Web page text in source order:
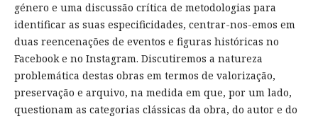
género e uma discussão crítica de metodologias para
identificar as suas especificidades, centrar-nos-emos em
duas reencenações de eventos e figuras históricas no
Facebook e no Instagram. Discutiremos a natureza
problemática destas obras em termos de valorização,
preservação e arquivo, na medida em que, por um lado,
questionam as categorias clássicas da obra, do autor e do